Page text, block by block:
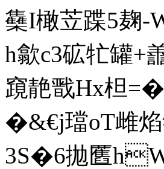
雧I橄 苙蹀5
h歙c3砿牤罐+
竀靘戬Hx柦=�
�&€j璫oT雌
3S�6拋匶